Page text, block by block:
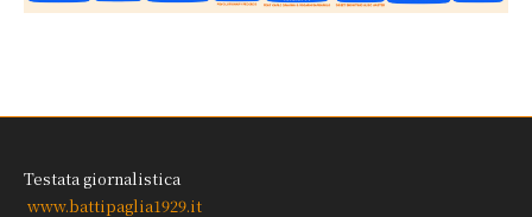
Testata giornalistica
www.battipaglia1929.it